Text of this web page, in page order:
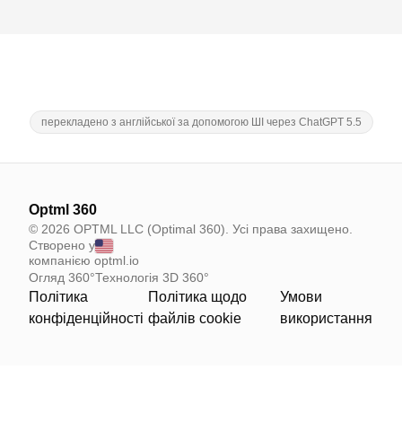
перекладено з англійської за допомогою ШІ через ChatGPT 5.5
Optml 360
© 2026 OPTML LLC (Optimal 360). Усі права захищено.
Створено у
компанією optml.io
Огляд 360°Технологія 3D 360°
Політика
конфіденційності
Політика щодо
файлів cookie
Умови
використання